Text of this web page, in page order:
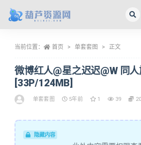
当前位置： 首页 单套套图 正文
微博红人@星之迟迟@W 同
[33P/124MB]
单套套图 5年前 1 39
隐藏内容